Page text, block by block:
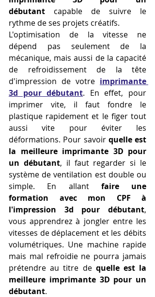
débutant capable de suivre le
rythme de ses projets créatifs.
L'optimisation de la vitesse ne
dépend pas seulement de la
mécanique, mais aussi de la capacité
de refroidissement de la tête
d'impression de votre imprimante
3d pour débutant. En effet, pour
imprimer vite, il faut fondre le
plastique rapidement et le figer tout
aussi vite pour éviter les
déformations. Pour savoir quelle est
la meilleure imprimante 3D pour
un débutant, il faut regarder si le
système de ventilation est double ou
simple. En allant faire une
formation avec mon CPF à
l'impression 3d pour débutant,
vous apprendrez à jongler entre les
vitesses de déplacement et les débits
volumétriques. Une machine rapide
mais mal refroidie ne pourra jamais
prétendre au titre de quelle est la
meilleure imprimante 3D pour un
débutant.